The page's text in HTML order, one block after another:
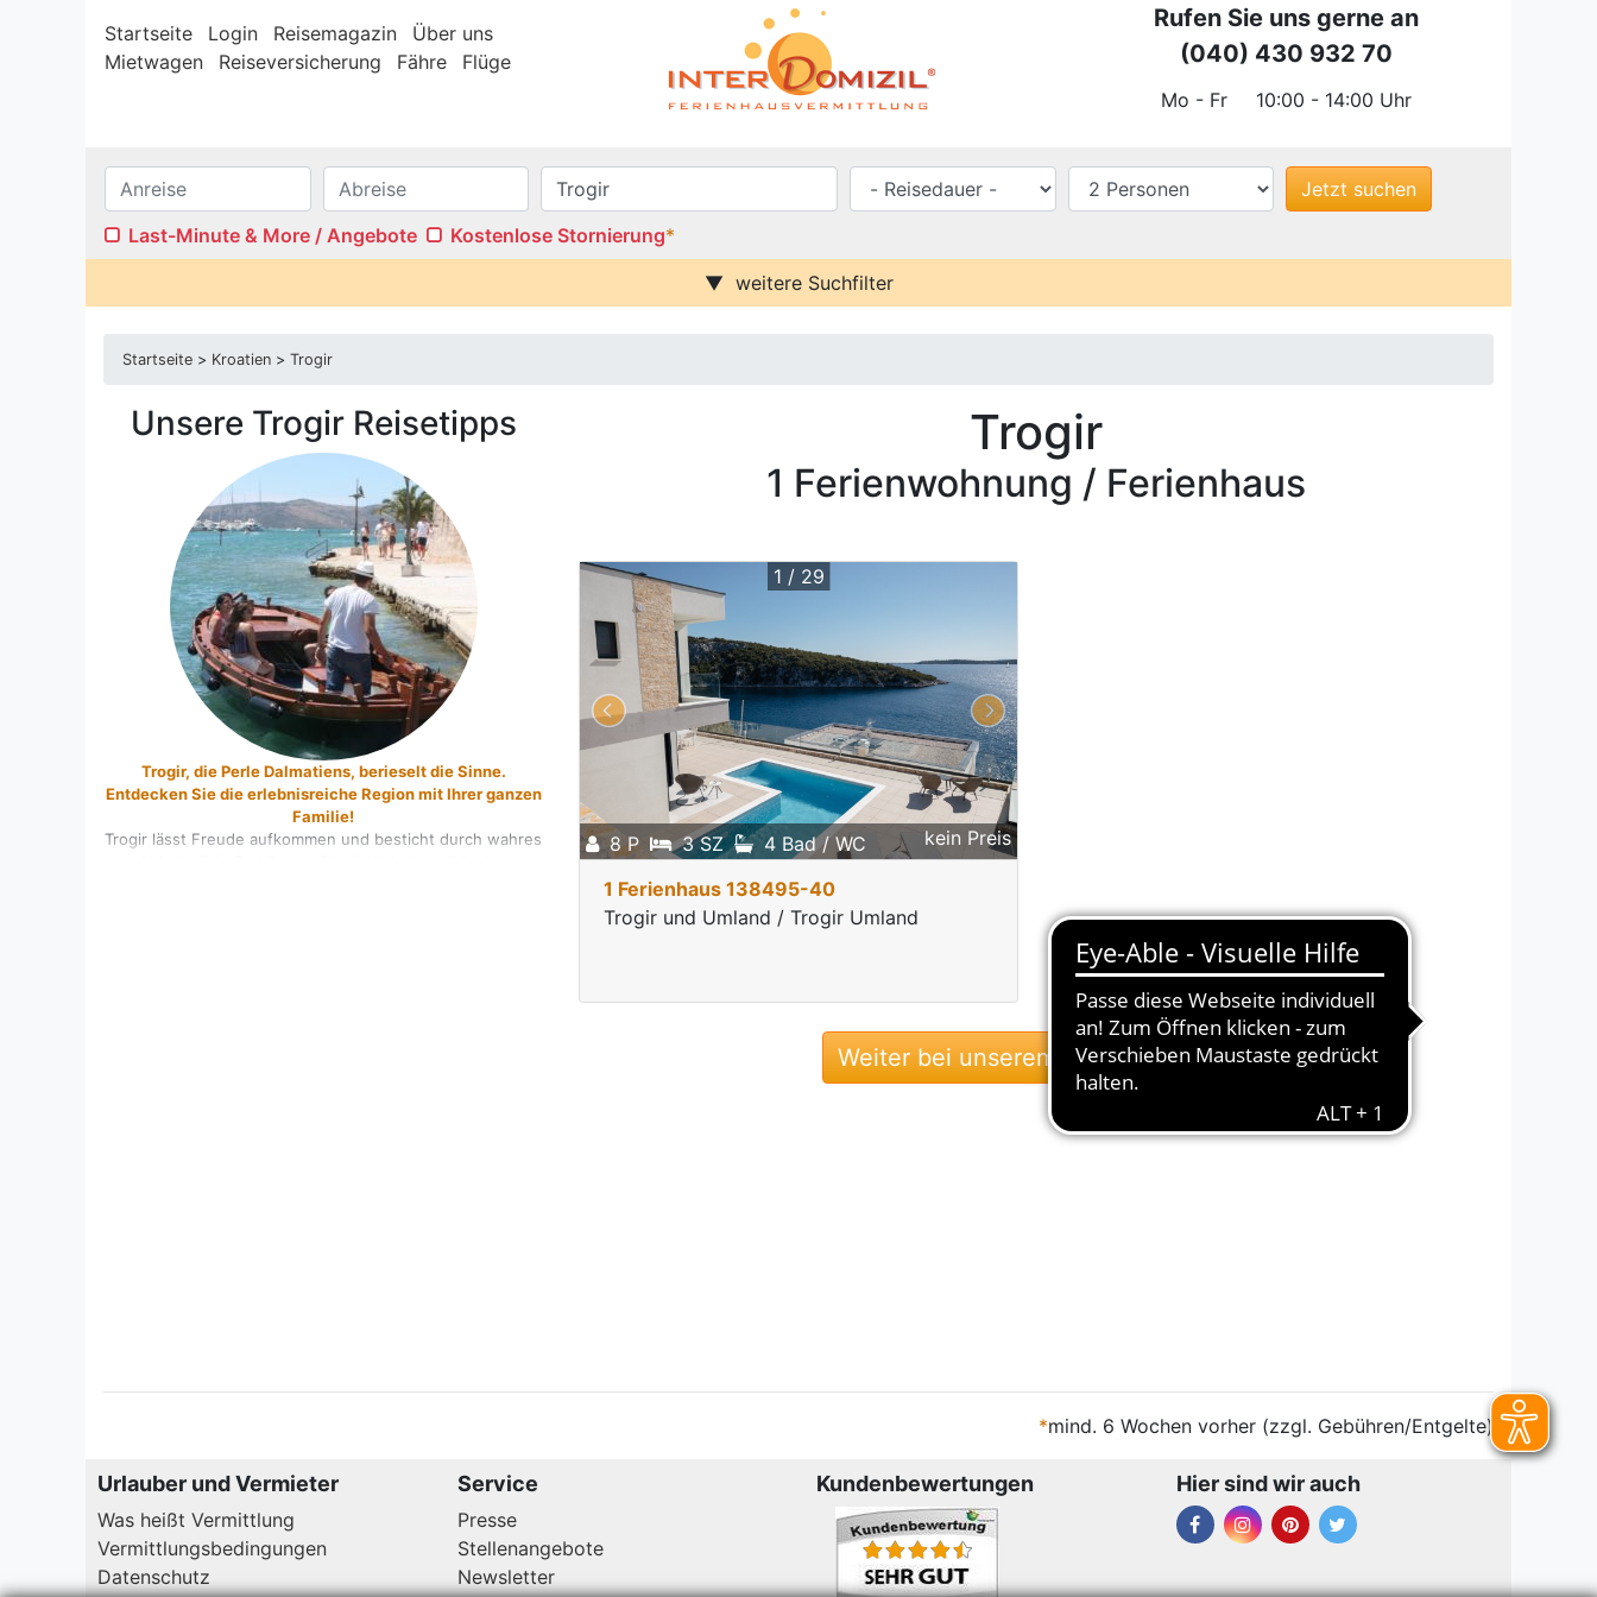
Startseite Login Reisemagazin
Über uns
Mietwagen
Reiseversicherung Fähre Flüge
Rufen Sie uns gerne an
(040) 430 932 70
Mo - Fr 10:00 - 14:00 Uhr
Last-Minute & More / Angebote Kostenlose Stornierung*
weitere Suchfilter
Sauna
Klimaanlage
Ferienwohnungen
Ferienhäuser
Startseite > Kroatien > Trogir
Trogir
1 Ferienwohnung / Ferienhaus
8 P 3 SZ 4 Bad / WC kein Preis
1 / 29
1 Ferienhaus 138495-40
Trogir und Umland / Trogir Umland
Weiter bei unserem Partner suchen
Unsere Trogir Reisetipps
Trogir, die Perle Dalmatiens, berieselt die Sinne.
Entdecken Sie die erlebnisreiche Region mit Ihrer ganzen
Familie!
Trogir lässt Freude aufkommen und besticht durch wahres
*mind. 6 Wochen vorher (zzgl. Gebühren/Entgelte)
Urlauber und Vermieter
Was heißt Vermittlung
Vermittlungsbedingungen
Datenschutz
Service
Presse
Stellenangebote
Newsletter
Kundenbewertungen Hier sind wir auch